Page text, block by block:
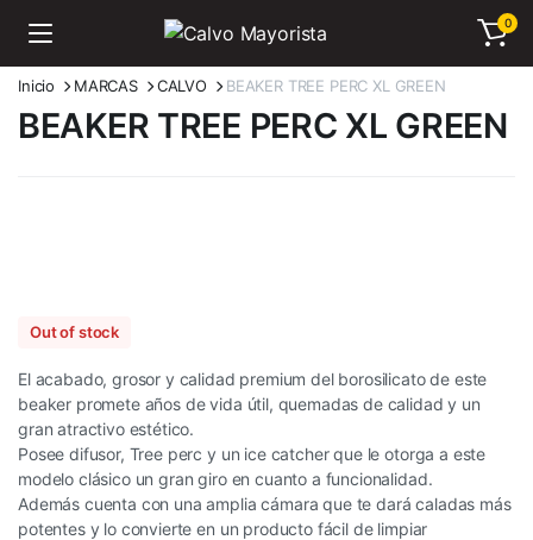
0
Inicio MARCAS CALVO BEAKER TREE PERC XL GREEN
BEAKER TREE PERC XL GREEN
Out of stock
El acabado, grosor y calidad premium del borosilicato de este
beaker promete años de vida útil, quemadas de calidad y un
gran atractivo estético.
Posee difusor, Tree perc y un ice catcher que le otorga a este
modelo clásico un gran giro en cuanto a funcionalidad.
Además cuenta con una amplia cámara que te dará caladas más
potentes y lo convierte en un producto fácil de limpiar